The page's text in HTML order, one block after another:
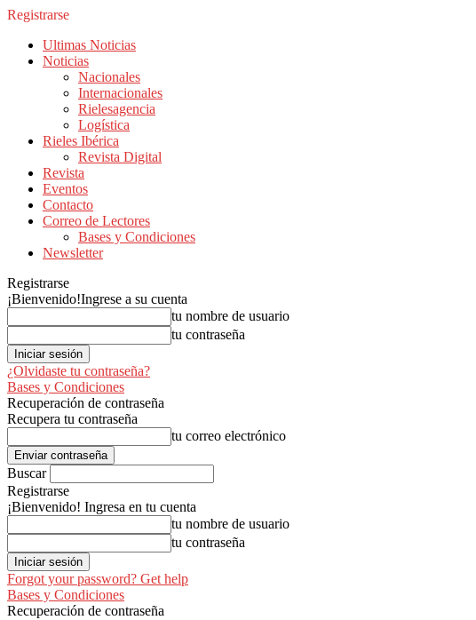
Registrarse
Ultimas Noticias
Noticias
Nacionales
Internacionales
Rielesagencia
Logística
Rieles Ibérica
Revista Digital
Revista
Eventos
Contacto
Correo de Lectores
Bases y Condiciones
Newsletter
Registrarse
¡Bienvenido!Ingrese a su cuenta
tu nombre de usuario
tu contraseña
¿Olvidaste tu contraseña?
Bases y Condiciones
Recuperación de contraseña
Recupera tu contraseña
tu correo electrónico
Buscar
Registrarse
¡Bienvenido! Ingresa en tu cuenta
tu nombre de usuario
tu contraseña
Forgot your password? Get help
Bases y Condiciones
Recuperación de contraseña